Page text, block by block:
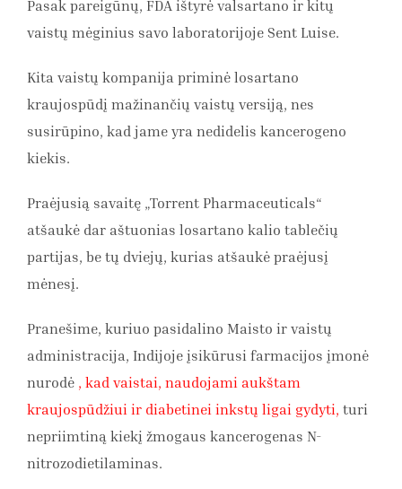
Pasak pareigūnų, FDA ištyrė valsartano ir kitų
vaistų mėginius savo laboratorijoje Sent Luise.
Kita vaistų kompanija priminė losartano
kraujospūdį mažinančių vaistų versiją, nes
susirūpino, kad jame yra nedidelis kancerogeno
kiekis.
Praėjusią savaitę „Torrent Pharmaceuticals“
atšaukė dar aštuonias losartano kalio tablečių
partijas, be tų dviejų, kurias atšaukė praėjusį
mėnesį.
Pranešime, kuriuo pasidalino Maisto ir vaistų
administracija, Indijoje įsikūrusi farmacijos įmonė
nurodė , kad vaistai, naudojami aukštam
kraujospūdžiui ir diabetinei inkstų ligai gydyti, turi
nepriimtiną kiekį žmogaus kancerogenas N-
nitrozodietilaminas.